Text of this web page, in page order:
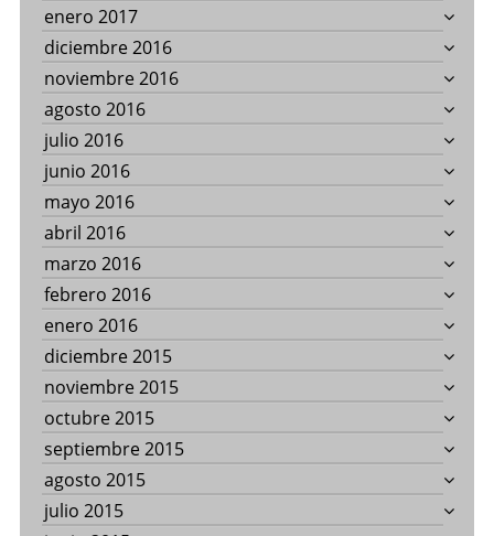
enero 2017
diciembre 2016
noviembre 2016
agosto 2016
julio 2016
junio 2016
mayo 2016
abril 2016
marzo 2016
febrero 2016
enero 2016
diciembre 2015
noviembre 2015
octubre 2015
septiembre 2015
agosto 2015
julio 2015